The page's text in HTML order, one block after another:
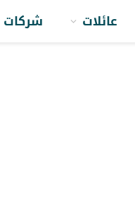
عائلات شركات